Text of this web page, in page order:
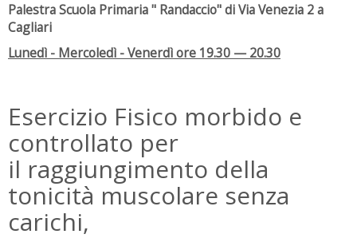
Palestra Scuola Primaria " Randaccio" di Via Venezia 2 a
Cagliari
Lunedì - Mercoledì - Venerdì ore 19.30 — 20.30
Esercizio Fisico morbido e
controllato per
il raggiungimento della
tonicità muscolare senza
carichi,